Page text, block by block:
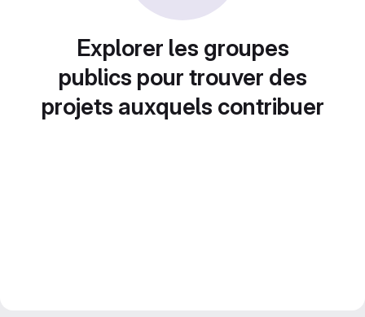
Explorer les groupes
publics pour trouver des
projets auxquels contribuer